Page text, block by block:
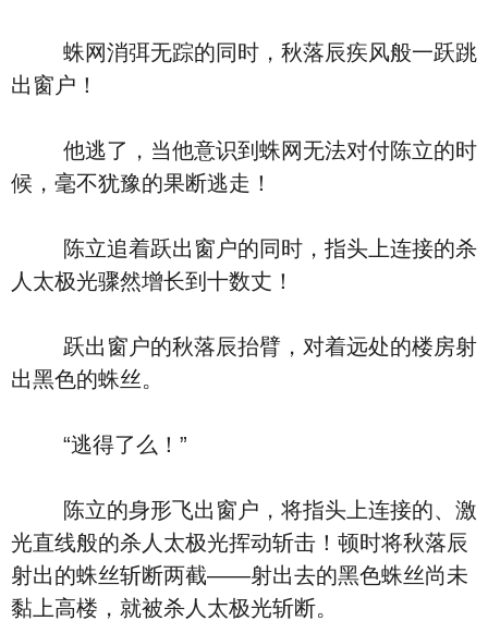
蛛网消弭无踪的同时，秋落辰疾风般一跃跳
出窗户！
他逃了，当他意识到蛛网无法对付陈立的时
候，毫不犹豫的果断逃走！
陈立追着跃出窗户的同时，指头上连接的杀
人太极光骤然增长到十数丈！
跃出窗户的秋落辰抬臂，对着远处的楼房射
出黑色的蛛丝。
“逃得了么！”
陈立的身形飞出窗户，将指头上连接的、激
光直线般的杀人太极光挥动斩击！顿时将秋落辰
射出的蛛丝斩断两截――射出去的黑色蛛丝尚未
黏上高楼，就被杀人太极光斩断。